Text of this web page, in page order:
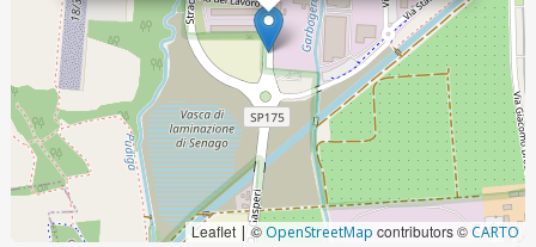
Leaflet | © OpenStreetMap contributors ©CARTO